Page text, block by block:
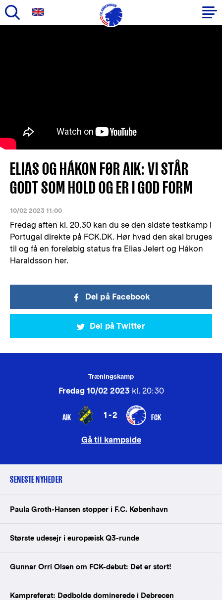
ELIAS OG HÁKON FØR AIK: VI STÅR
GODT SOM HOLD OG ER I GOD FORM
10/02 2023 11:00
Fredag aften kl. 20.30 kan du se den sidste testkamp i
Portugal direkte på FCK.DK. Hør hvad den skal bruges
til og få en foreløbig status fra Elias Jelert og Hákon
Haraldsson her.
Del på Facebook
Del på Twitter
Træningskamp
Fredag 10/02 2023 kl. 20:30
AIK 1-2 FCK
Gå til kampside
SENESTE NYHEDER
Paula Groth-Hansen stopper i F.C. København
Største udesejr i europæisk Q3-runde
Gunnar Orri Olsen om FCK-debut: Det er stort!
Kampreferat: Dødbolde dominerede i Debrecen